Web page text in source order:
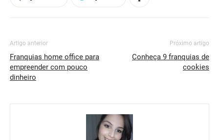
Artigo anterior
Franquias home office para
empreender com pouco
dinheiro
Próximo artigo
Conheça 9 franquias de
cookies